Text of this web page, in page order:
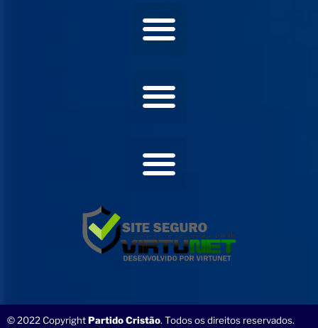
© 2022 CopyrightPartido Cristão. Todos os direitos reservados.